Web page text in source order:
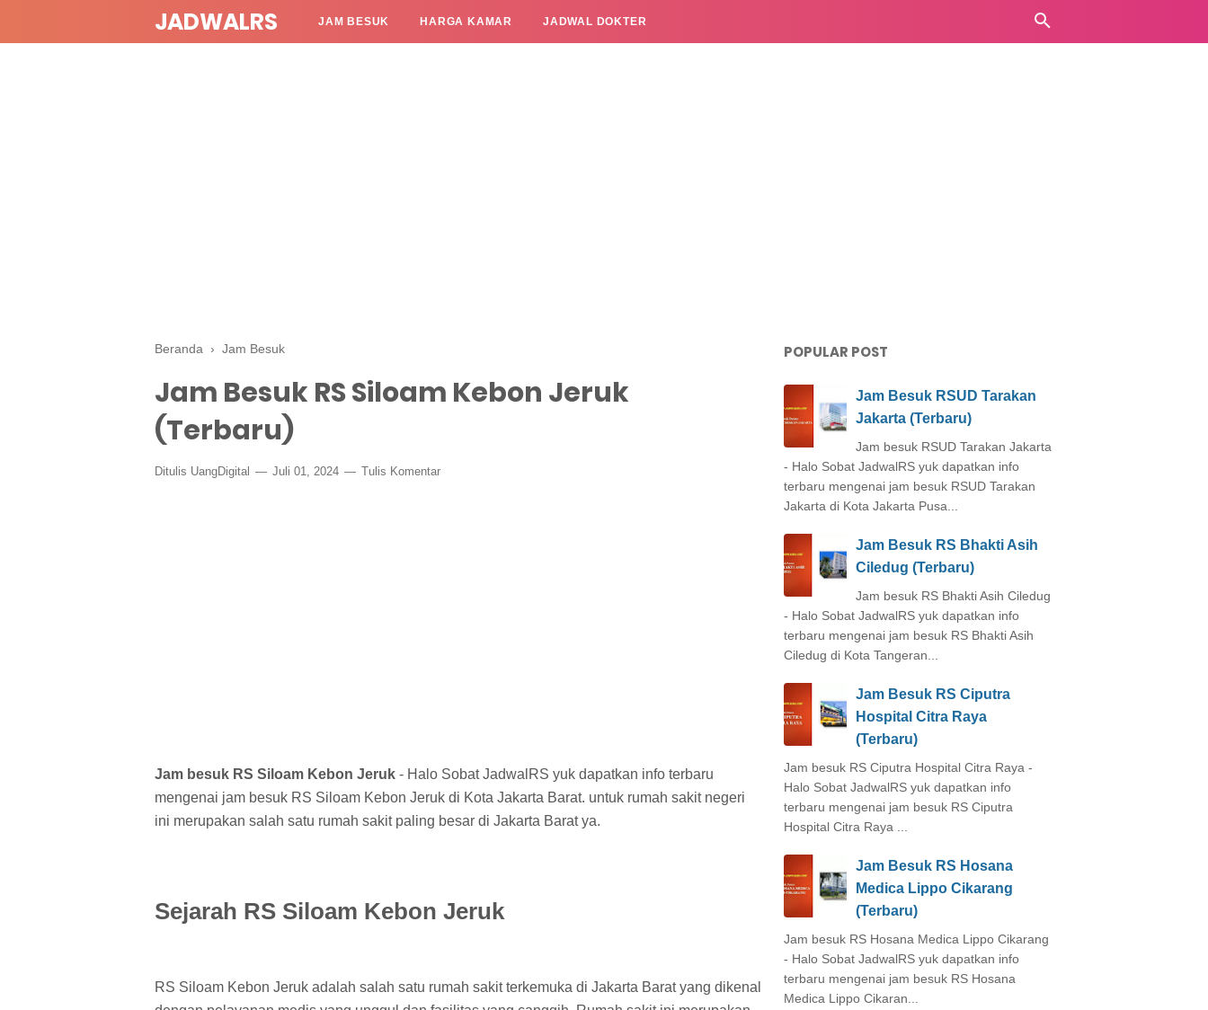
JADWALRS JAM BESUK HARGA KAMAR JADWAL DOKTER
Beranda › Jam Besuk
Jam Besuk RS Siloam Kebon Jeruk
(Terbaru)
Ditulis UangDigital Juli 01, 2024 Tulis Komentar
Jam besuk RS Siloam Kebon Jeruk - Halo Sobat JadwalRS yuk dapatkan info terbaru
mengenai jam besuk RS Siloam Kebon Jeruk di Kota Jakarta Barat. untuk rumah sakit negeri
ini merupakan salah satu rumah sakit paling besar di Jakarta Barat ya.
Sejarah RS Siloam Kebon Jeruk
RS Siloam Kebon Jeruk adalah salah satu rumah sakit terkemuka di Jakarta Barat yang dikenal
POPULAR POST
Jam Besuk RSUD Tarakan
Jakarta (Terbaru)
Jam besuk RSUD Tarakan Jakarta
- Halo Sobat JadwalRS yuk dapatkan info
terbaru mengenai jam besuk RSUD Tarakan
Jakarta di Kota Jakarta Pusa...
Jam Besuk RS Bhakti Asih
Ciledug (Terbaru)
Jam besuk RS Bhakti Asih Ciledug
- Halo Sobat JadwalRS yuk dapatkan info
terbaru mengenai jam besuk RS Bhakti Asih
Ciledug di Kota Tangeran...
Jam Besuk RS Ciputra
Hospital Citra Raya
(Terbaru)
Jam besuk RS Ciputra Hospital Citra Raya -
Halo Sobat JadwalRS yuk dapatkan info
terbaru mengenai jam besuk RS Ciputra
Hospital Citra Raya ...
Jam Besuk RS Hosana
Medica Lippo Cikarang
(Terbaru)
Jam besuk RS Hosana Medica Lippo Cikarang
- Halo Sobat JadwalRS yuk dapatkan info
terbaru mengenai jam besuk RS Hosana
Medica Lippo Cikaran...